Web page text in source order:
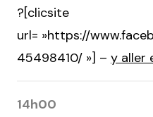
?[clicsite
url= »https://
45498410/ »] – y aller
14h00